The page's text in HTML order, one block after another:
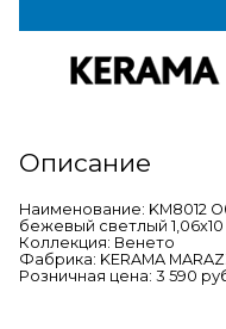
Описание
Наименование: KM8012
бежевый светлый 1,06х10
Коллекция: Венето
Фабрика: KERAMA
Розничная цена: 3 590